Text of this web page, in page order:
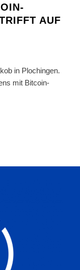
AUF
in Plochingen.
mit Bitcoin-